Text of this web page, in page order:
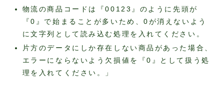
物流の商品コードは『00123』のように先頭が
『0』で始まることが多いため、0が消えないよう
に文字列として読み込む処理を入れてください。
片方のデータにしか存在しない商品があった場合、
エラーにならないよう欠損値を『0』として扱う処
理を入れてください。」